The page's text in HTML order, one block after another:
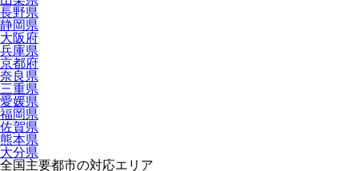
長野県
静岡県
大阪府
兵庫県
京都府
奈良県
三重県
愛媛県
福岡県
佐賀県
熊本県
大分県
全国主要都市の対応エリア